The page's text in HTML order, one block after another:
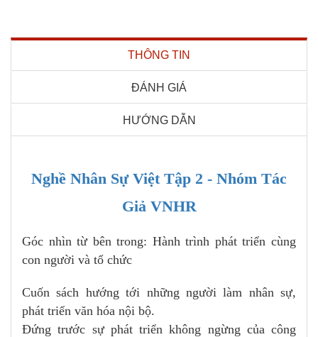
THÔNG TIN
ĐÁNH GIÁ
HƯỚNG DẪN
Nghề Nhân Sự Việt Tập 2 - Nhóm Tác
Giả VNHR
Góc nhìn từ bên trong: Hành trình phát triển cùng
con người và tổ chức
Cuốn sách hướng tới những người làm nhân sự,
phát triển văn hóa nội bộ.
Đứng trước sự phát triển không ngừng của công